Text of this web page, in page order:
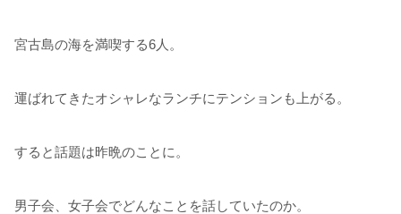
宮古島の海を満喫する6人。
運ばれてきたオシャレなランチにテンションも上がる。
すると話題は昨晩のことに。
男子会、女子会でどんなことを話していたのか。